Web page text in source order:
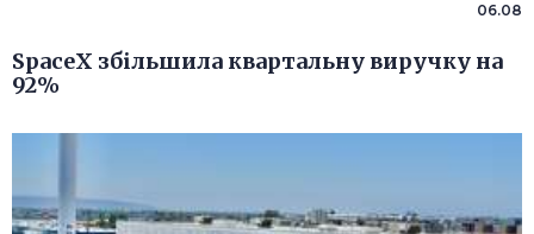
06.08
SpaceX збільшила квартальну виручку на
92%